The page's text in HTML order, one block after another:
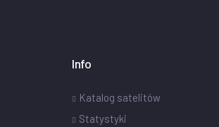
Info
Katalog satelitów
Statystyki